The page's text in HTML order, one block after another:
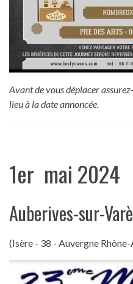
Avant de vous déplacer
lieu à la date annoncée.
1er mai 2024
Auberives-sur-
(Isère - 38 - Auvergne